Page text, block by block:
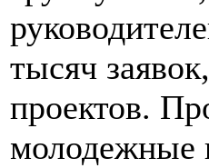
тысяч
проектов.
молодежные